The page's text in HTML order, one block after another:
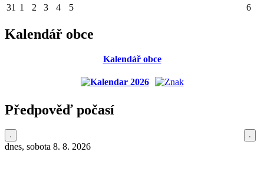
31 1 2 3 4 5 6
Kalendář obce
Kalendář obce
Předpověď počasí
dnes, sobota 8. 8. 2026